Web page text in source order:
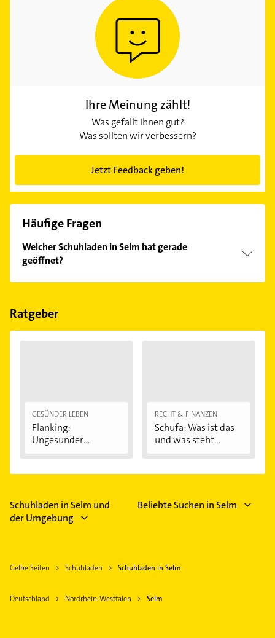
Ihre Meinung zählt!
Was gefällt Ihnen gut?
Was sollten wir verbessern?
Jetzt Feedback geben!
Häufige Fragen
Welcher Schuhladen in Selm hat gerade
geöffnet?
Im Anbieter-Bereich finden Sie alleÖffnungszeiten.
Feiertagen abweichen können.
Ratgeber
GESÜNDER LEBEN
Flanking:
Ungesunder
RECHT & FINANZEN
Schufa: Was ist das
und was steht...
Schuhladen in Selm und
der Umgebung
Beliebte Suchen in Selm
Gelbe Seiten Schuhladen Schuhladen in Selm
Deutschland Nordrhein-Westfalen Selm